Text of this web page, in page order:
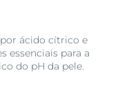
ácido cítrico e
essenciais para a
do pH da pele.